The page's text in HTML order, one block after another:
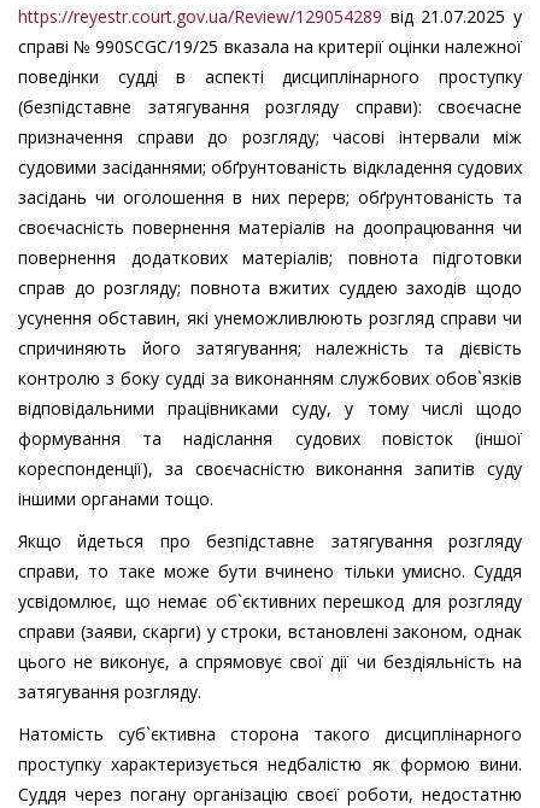
https://reyestr.court.gov.ua/Review/129054289 від 21.07.2025 у
справі № 990SCGC/19/25 вказала на критерії оцінки належної
поведінки судді в аспекті дисциплінарного проступку
(безпідставне затягування розгляду справи): своєчасне
призначення справи до розгляду; часові інтервали між
судовими засіданнями; обґрунтованість відкладення судових
засідань чи оголошення в них перерв; обґрунтованість та
своєчасність повернення матеріалів на доопрацювання чи
повернення додаткових матеріалів; повнота підготовки
справ до розгляду; повнота вжитих суддею заходів щодо
усунення обставин, які унеможливлюють розгляд справи чи
спричиняють його затягування; належність та дієвість
контролю з боку судді за виконанням службових обов`язків
відповідальними працівниками суду, у тому числі щодо
формування та надіслання судових повісток (іншої
кореспонденції), за своєчасністю виконання запитів суду
іншими органами тощо.
Якщо йдеться про безпідставне затягування розгляду
справи, то таке може бути вчинено тільки умисно. Суддя
усвідомлює, що немає об`єктивних перешкод для розгляду
справи (заяви, скарги) у строки, встановлені законом, однак
цього не виконує, а спрямовує свої дії чи бездіяльність на
затягування розгляду.
Натомість суб`єктивна сторона такого дисциплінарного
проступку характеризується недбалістю як формою вини.
Суддя через погану організацію своєї роботи, недостатню